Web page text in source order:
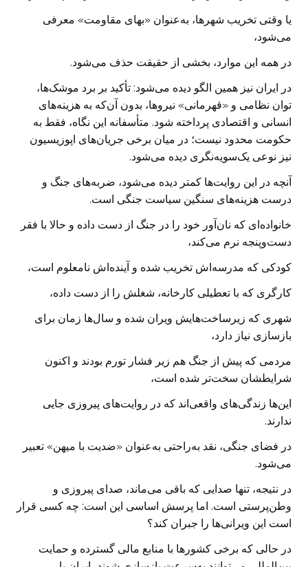
یا وقتی تخریب شهرها، به‌عنوان «بهای مقاومت» معرفی
می‌شود،
در همه این موارد، بخشی از حقیقت حذف می‌شود.
در ایران نیز همین الگو دیده می‌شود: تأکید بر برد موشک‌ها،
توان نظامی و «قهرمانی» نیروها، بدون آن‌که به هزینه‌های
انسانی و اقتصادی پرداخته شود. متأسفانه این نگاه، فقط به
حکومت محدود نیست؛ در میان برخی جریان‌های اپوزیسیون
نیز نوعی یک‌سویه‌نگری دیده می‌شود.
آنچه در این روایت‌ها کمتر دیده می‌شود، ضربه‌های جنگ و
درست هزینه‌های سنگین سیاست جنگی است.
خانواده‌ای که نان‌آور خود را در جنگ از دست داده و حالا با فقر
دست‌وپنجه نرم می‌کند،
کودکی که مدرسه‌اش تخریب شده و آینده‌اش نامعلوم است،
کارگری که با تعطیلی کارخانه، شغلش را از دست داده،
شهری که زیرساخت‌هایش ویران شده و سال‌ها زمان برای
بازسازی نیاز دارد،
مردمی که پیش از جنگ هم زیر فشار تورم بودند و اکنون
شرایطشان سخت‌تر شده است،
این‌ها زندگی‌های واقعی‌اند که در روایت‌های پیروزی جایی
ندارند.
در فضای جنگی، نقد به‌راحتی به‌عنوان «ضدیت با میهن» تعبیر
می‌شود.
در نتیجه، تنها صدایی که باقی می‌ماند، صدای پیروزی و
وطن‌پرستی است. اما پرسش اساسی این است: چه کسی قرار
است این ویرانی‌ها را جبران کند؟
در حالی که برخی کشورها با منابع مالی گسترده و حمایت